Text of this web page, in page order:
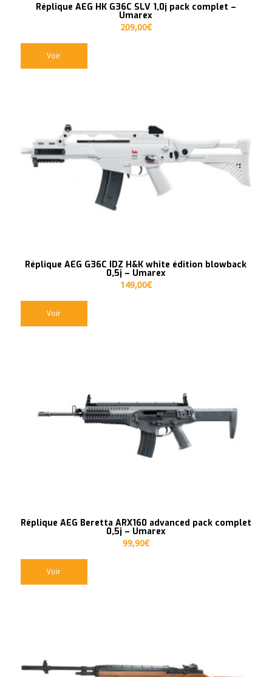
Réplique AEG HK G36C SLV 1,0j pack complet –
Umarex
209,00€
Voir
Réplique AEG G36C IDZ H&K white édition blowback
0,5j – Umarex
149,00€
Voir
Réplique AEG Beretta ARX160 advanced pack complet
0,5j – Umarex
99,90€
Voir